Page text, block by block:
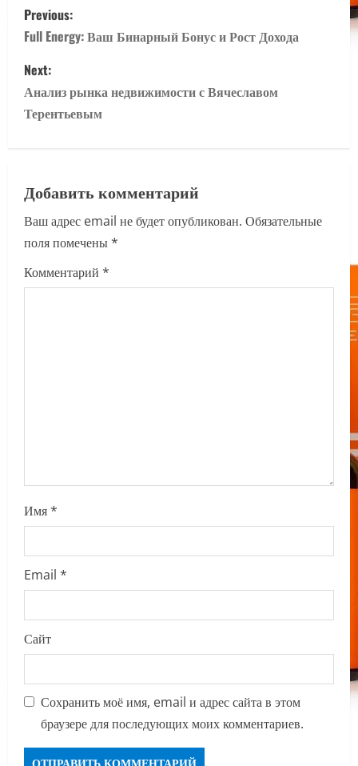
P
o
s
t
v
i
g
Previous:
Full Energy: Ваш Бинарный Бонус и Рост Дохода
Next:
Анализ рынка недвижимости с Вячеславом
Терентьевым
Добавить комментарий
Ваш адрес email не будет опубликован. Обязательные
поля помечены*
Комментарий *
Имя*
Email *
Сайт
Сохранить моё имя, email и адрес сайта в этом
браузере для последующих моих комментариев.